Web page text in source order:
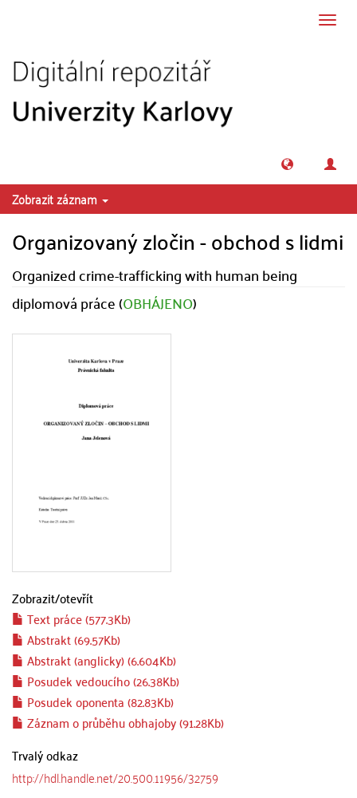
Zobrazit záznam
Organizovaný zločin - obchod s lidmi
Organized crime-trafficking with human being
diplomová práce (OBHÁJENO)
Zobrazit/otevřít
Text práce (577.3Kb)
Abstrakt (69.57Kb)
Abstrakt (anglicky) (6.604Kb)
Posudek vedoucího (26.38Kb)
Posudek oponenta (82.83Kb)
Záznam o průběhu obhajoby (91.28Kb)
Trvalý odkaz
http://hdl.handle.net/20.500.11956/32759